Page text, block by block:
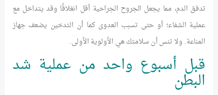
تدفق الدم، مما يجعل الجروح الجراحية أقل انغلاقًا وقد يتداخل مع
عملية الشفاء؛ أو حتى تسبب العدوى كما أن التدخين يضعف جهاز
المناعة. ولا تنس أن سلامتك هي الأولوية الأولى.
قبل أسبوع واحد من عملية شد
البطن